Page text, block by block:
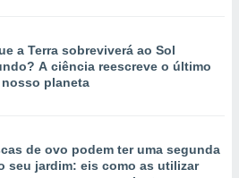
a Terra sobreviverá ao Sol
A ciência reescreve o último
planeta
de ovo podem ter uma segunda
seu jardim: eis como as utilizar